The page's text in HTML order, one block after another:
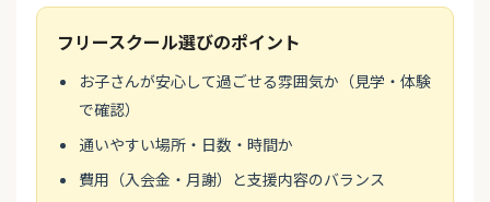
フリースクール選びのポイント
お子さんが安心して過ごせる雰囲気か（見学・体験
で確認）
通いやすい場所・日数・時間か
費用（入会金・月謝）と支援内容のバランス